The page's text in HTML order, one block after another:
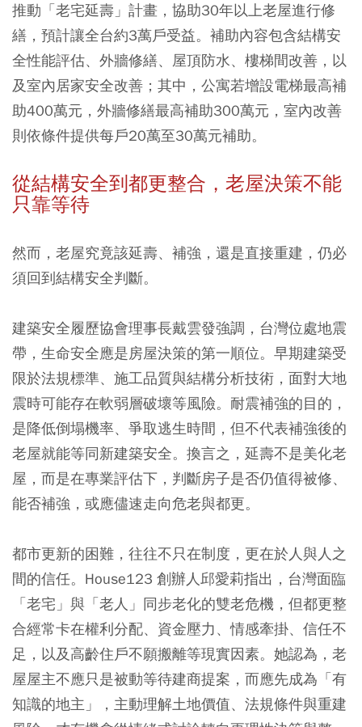
推動「老宅延壽」計畫，協助30年以上老屋進行修
繕，預計讓全台約3萬戶受益。補助內容包含結構安
全性能評估、外牆修繕、屋頂防水、樓梯間改善，以
及室內居家安全改善；其中，公寓若增設電梯最高補
助400萬元，外牆修繕最高補助300萬元，室內改善
則依條件提供每戶20萬至30萬元補助。
從結構安全到都更整合，老屋決策不能
只靠等待
然而，老屋究竟該延壽、補強，還是直接重建，仍必
須回到結構安全判斷。
建築安全履歷協會理事長戴雲發強調，台灣位處地震
帶，生命安全應是房屋決策的第一順位。早期建築受
限於法規標準、施工品質與結構分析技術，面對大地
震時可能存在軟弱層破壞等風險。耐震補強的目的，
是降低倒塌機率、爭取逃生時間，但不代表補強後的
老屋就能等同新建築安全。換言之，延壽不是美化老
屋，而是在專業評估下，判斷房子是否仍值得被修、
能否補強，或應儘速走向危老與都更。
都市更新的困難，往往不只在制度，更在於人與人之
間的信任。House123 創辦人邱愛莉指出，台灣面臨
「老宅」與「老人」同步老化的雙老危機，但都更整
合經常卡在權利分配、資金壓力、情感牽掛、信任不
足，以及高齡住戶不願搬離等現實因素。她認為，老
屋屋主不應只是被動等待建商提案，而應先成為「有
知識的地主」，主動理解土地價值、法規條件與重建